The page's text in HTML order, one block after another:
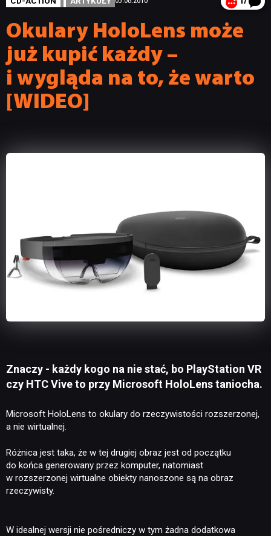
Okulary HoloLens może
już kupić każdy –
i wygląda na to, że warto
[WIDEO]
Znaczy - każdy kogo na nie stać, bo PlayStation VR
czy HTC Vive to przy Microsoft HoloLens taniocha.
Microsoft HoloLens to okulary do rzeczywistości rozszerzonej,
a nie wirtualnej.
Różnica jest taka, że w tej drugiej obraz jest od początku
do końca generowany przez komputer, natomiast
w rozszerzonej wirtualne obiekty nanoszone są na obraz
rzeczywisty.
W idealnej wersji nie pośredniczy w tym żadna dodatkowa